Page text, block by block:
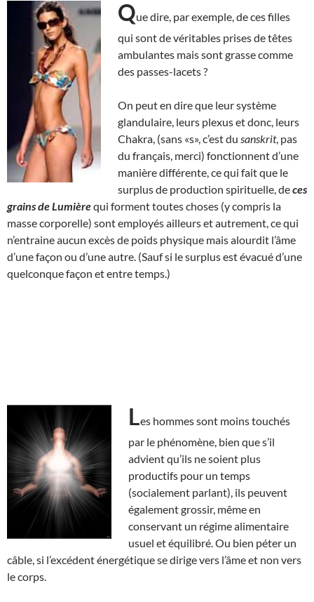
Que dire, par exemple, de ces filles
qui sont de véritables prises de têtes
ambulantes mais sont grasse comme
des passes-lacets ?
On peut en dire que leur système
glandulaire, leurs plexus et donc, leurs
Chakra, (sans «s», c’est du sanskrit, pas
du français, merci) fonctionnent d’une
manière différente, ce qui fait que le
surplus de production spirituelle, deces
grains de Lumièrequi forment toutes choses (y compris la
masse corporelle) sont employés ailleurs et autrement, ce qui
n’entraine aucun excès de poids physique mais alourdit l’âme
d’une façon ou d’une autre. (Sauf si le surplus est évacué d’une
quelconque façon et entre temps.)
Les hommes sont moins touchés
par le phénomène, bien que s’il
advient qu’ils ne soient plus
productifs pour un temps
(socialement parlant), ils peuvent
également grossir, même en
conservant un régime alimentaire
usuel et équilibré. Ou bien péter un
câble, si l’excédent énergétique se dirige vers l’âme et non vers
le corps.